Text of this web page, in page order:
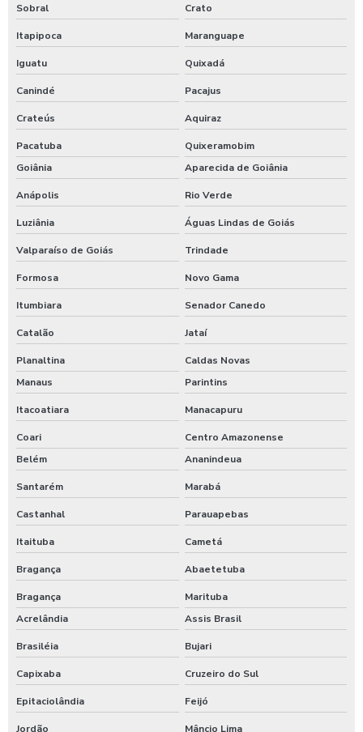
Sobral Crato
Itapipoca Maranguape
Iguatu Quixadá
Canindé Pacajus
Crateús Aquiraz
Pacatuba
Quixeramobim
Goiânia
Aparecida de Goiânia
Anápolis Rio Verde
Luziânia Águas Lindas de Goiás
Valparaíso de Goiás Trindade
Formosa Novo Gama
Itumbiara Senador Canedo
Catalão Jataí
Planaltina
Caldas Novas
Manaus
Parintins
Itacoatiara Manacapuru
Coari
Centro Amazonense
Belém
Ananindeua
Santarém Marabá
Castanhal Parauapebas
Itaituba Cametá
Bragança Abaetetuba
Bragança
Marituba
Acrelândia
Assis Brasil
Brasiléia Bujari
Capixaba Cruzeiro do Sul
Epitaciolândia Feijó
Jordão Mâncio Lima